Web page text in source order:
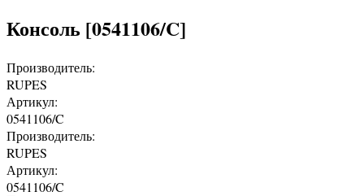
Консоль [0541106/C]
Производитель:
RUPES
Артикул:
0541106/C
Производитель:
RUPES
Артикул:
0541106/C